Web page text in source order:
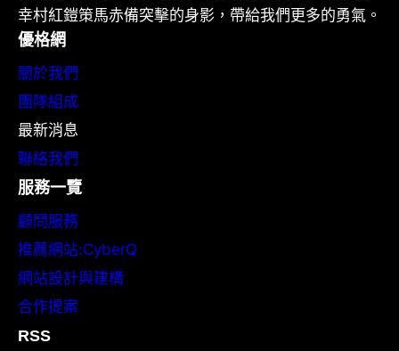
幸村紅鎧策馬赤備突擊的身影，帶給我們更多的勇氣。
優格網
關於我們
團隊組成
最新消息
聯絡我們
服務一覽
顧問服務
推薦網站:CyberQ
網站設計與建構
合作提案
RSS